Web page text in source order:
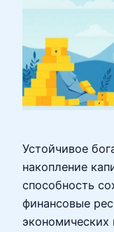
Устойчивое
накопление
способность
финансовые